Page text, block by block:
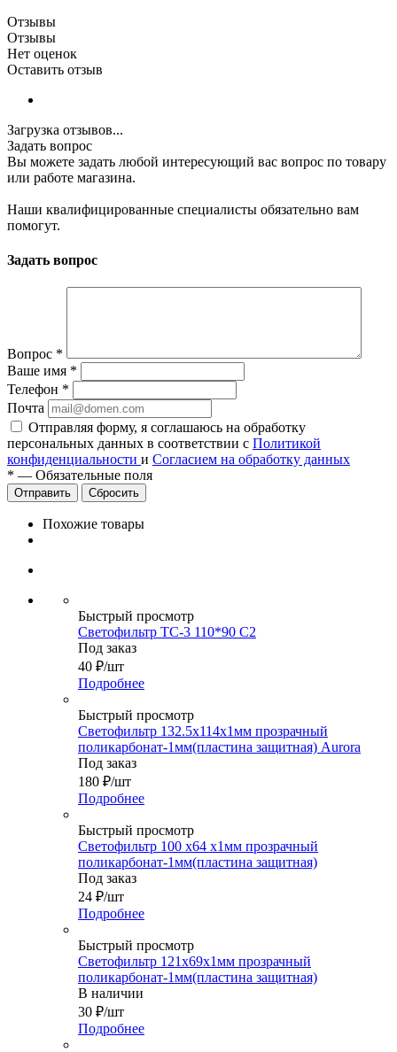
Отзывы
Отзывы
Нет оценок
Оставить отзыв
Загрузка отзывов...
Задать вопрос
Вы можете задать любой интересующий вас вопрос по товару
или работе магазина.
Наши квалифицированные специалисты обязательно вам
помогут.
Задать вопрос
Вопрос *
Ваше имя *
Телефон *
Почта
Отправляя форму, я соглашаюсь на обработку
персональных данных в соответствии с Политикой
конфиденциальности и Согласием на обработку данных
* — Обязательные поля
Сбросить
Похожие товары
Быстрый просмотр
Светофильтр ТС-3 110*90 С2
Под заказ
40 ₽/шт
Подробнее
Быстрый просмотр
Светофильтр 132.5х114х1мм прозрачный
поликарбонат-1мм(пластина защитная) Aurora
Под заказ
180 ₽/шт
Подробнее
Быстрый просмотр
Светофильтр 100 х64 х1мм прозрачный
поликарбонат-1мм(пластина защитная)
Под заказ
24 ₽/шт
Подробнее
Быстрый просмотр
Светофильтр 121х69х1мм прозрачный
поликарбонат-1мм(пластина защитная)
В наличии
30 ₽/шт
Подробнее